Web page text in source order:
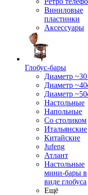
Виниловые
пластинки
Аксессуары
Глобус-бары
Диаметр
Диаметр
Диаметр
Настольные
Напольные
Со столиком
Итальянские
Китайские
Jufeng
Атлант
Настольные
мини-бары в
виде глобуса
Ещё